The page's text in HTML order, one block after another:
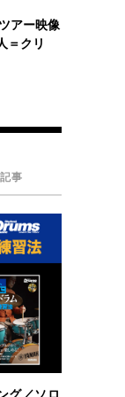
アー映像
＝クリ
事
グ／ソロ